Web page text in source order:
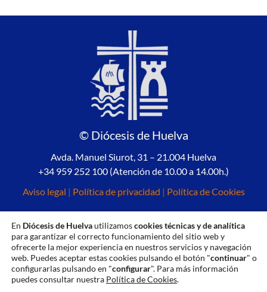
© Diócesis de Huelva
Avda. Manuel Siurot, 31 – 21.004 Huelva
+34 959 252 100 (Atención de 10.00 a 14.00h.)
Aviso legal | Política de privacidad | Política de Cookies
En Diócesis de Huelvautilizamoscookies técnicas y de analítica
para garantizar el correcto funcionamiento del sitio web y
ofrecerte la mejor experiencia en nuestros servicios y navegación
web. Puedes aceptar estas cookies pulsando el botón "continuar" o
configurarlas pulsando en "configurar". Para más información
puedes consultar nuestra Política de Cookies.